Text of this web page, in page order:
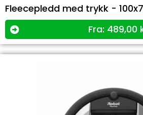
Fleecepledd med trykk -
Fra: 489,00